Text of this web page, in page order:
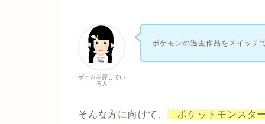
ゲームを探してい
る人
ポケモンの過去作品をスイッチ
そんな方に向けて、 「ポケットモンスタ